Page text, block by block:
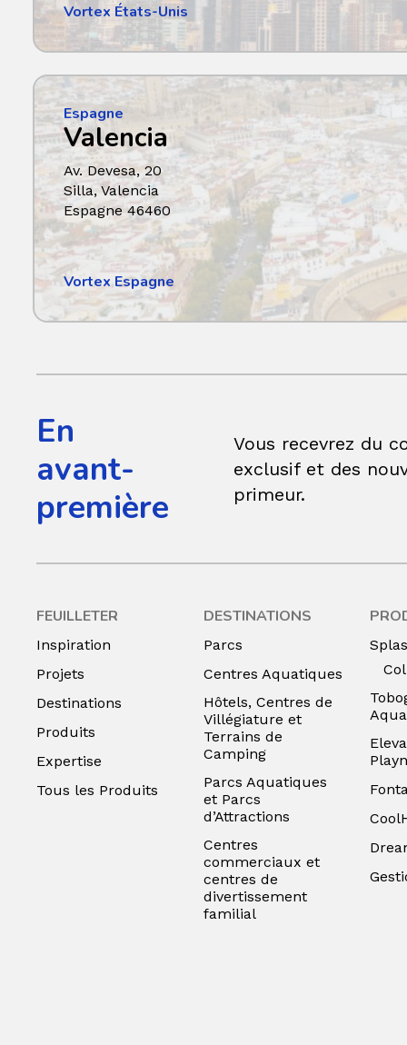
Vortex États-Unis
Espagne
Valencia
Av. Devesa, 20
Silla, Valencia
Espagne 46460
Vortex Espagne
En
avant-
première
Vous recevrez du
exclusif et des
primeur.
FEUILLETER
Inspiration
Projets
Destinations
Produits
Expertise
Tous les Produits
DESTINATIONS
Parcs
Centres Aquatiques
Hôtels, Centres de
Villégiature et
Terrains de
Camping
Parcs Aquatiques
et Parcs
d’Attractions
Centres
commerciaux et
centres de
divertissement
familial